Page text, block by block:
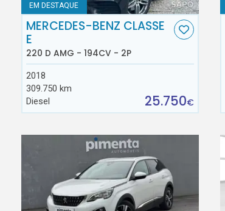
EM DESTAQUE
MERCEDES-BENZ CLASSE
E
220 D AMG - 194CV - 2P
2018
309.750 km
Diesel
25.750€